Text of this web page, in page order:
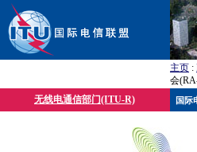
主页 :
会
无线电通信部门(ITU-R)
国际